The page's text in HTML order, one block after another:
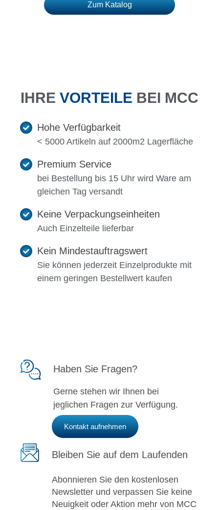
Zum Katalog
IHRE VORTEILE BEI MCC
Hohe Verfügbarkeit
< 5000 Artikeln auf 2000m2 Lagerfläche
Premium Service
bei Bestellung bis 15 Uhr wird Ware am
gleichen Tag versandt
Keine Verpackungseinheiten
Auch Einzelteile lieferbar
Kein Mindestauftragswert
Sie können jederzeit Einzelprodukte mit
einem geringen Bestellwert kaufen
Haben Sie Fragen?
Gerne stehen wir Ihnen bei
jeglichen Fragen zur Verfügung.
Kontakt aufnehmen
Bleiben Sie auf dem Laufenden
Abonnieren Sie den kostenlosen
Newsletter und verpassen Sie keine
Neuigkeit oder Aktion mehr von MCC